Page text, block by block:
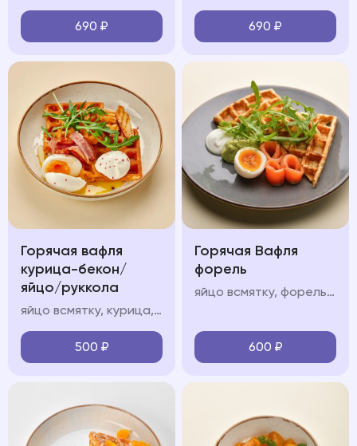
690 ₽ 690 ₽
Горячая вафля
курица-бекон/
яйцо/руккола
яйцо всмятку, курица, авокадо мусс, крем фреш, руккола
500 ₽
Горячая Вафля
форель
яйцо всмятку, форель, авокадо мусс, крем фреш, руккола
600 ₽